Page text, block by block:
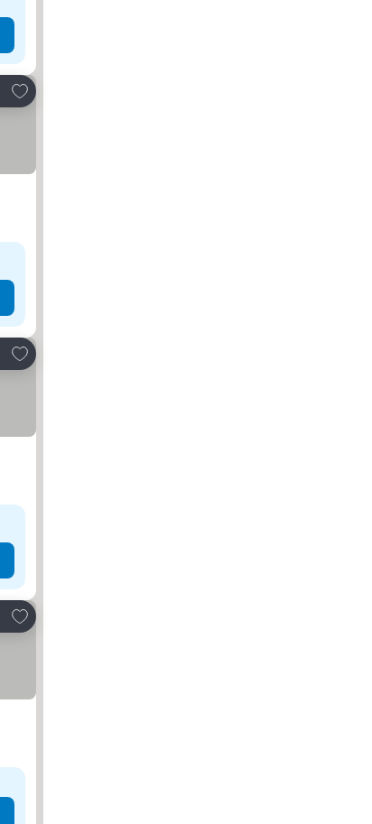
Agregar a favoritos
Agregar a favoritos
Agregar a favoritos